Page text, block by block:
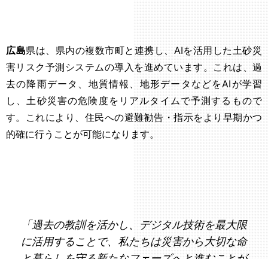
広島県は、県内の複数市町と連携し、AIを活用した土砂災
害リスク予測システムの導入を進めています。これは、過
去の降雨データ、地質情報、地形データなどをAIが学習
し、土砂災害の危険度をリアルタイムで予測するもので
す。これにより、住民への避難勧告・指示をより早期かつ
的確に行うことが可能になります。
「過去の教訓を活かし、デジタル技術を最大限
に活用することで、私たちは災害から大切な命